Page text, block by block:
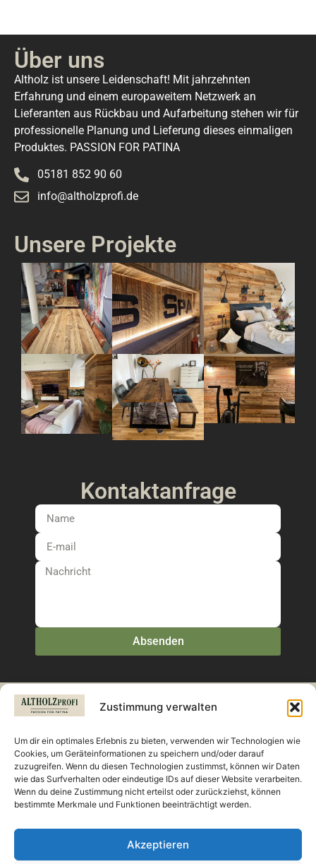
Zustimmung verwalten
Um dir ein optimales Erlebnis zu bieten, verwenden wir Technologien wie
Cookies, um Geräteinformationen zu speichern und/oder darauf
zuzugreifen. Wenn du diesen Technologien zustimmst, können wir Daten
wie das Surfverhalten oder eindeutige IDs auf dieser Website verarbeiten.
Wenn du deine Zustimmung nicht erteilst oder zurückziehst, können
bestimmte Merkmale und Funktionen beeinträchtigt werden.
Akzeptieren
Über uns
Altholz ist unsere Leidenschaft! Mit jahrzehnten
Erfahrung und einem europaweitem Netzwerk an
Lieferanten aus Rückbau und Aufarbeitung stehen wir für
professionelle Planung und Lieferung dieses einmaligen
Produktes. PASSION FOR PATINA
05181 852 90 60
info@altholzprofi.de
Unsere Projekte
Kontaktanfrage
Absenden